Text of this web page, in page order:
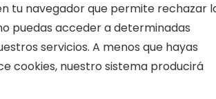
tu navegador que permite rechazar
puedas acceder a determinadas
servicios. A menos que hayas
cookies, nuestro sistema producirá